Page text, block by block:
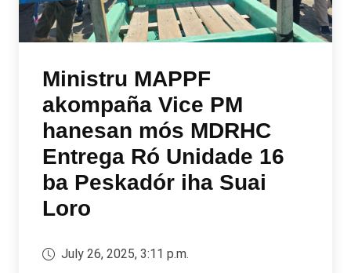
Ministru MAPPF
akompaña Vice PM
hanesan mós MDRHC
Entrega Ró Unidade 16
ba Peskadór iha Suai
Loro
July 26, 2025, 3:11 p.m.